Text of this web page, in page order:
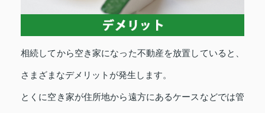
相続してから空き家になった不動産を放置していると、
さまざまなデメリットが発生します。
とくに空き家が住所地から遠方にあるケースなどでは管